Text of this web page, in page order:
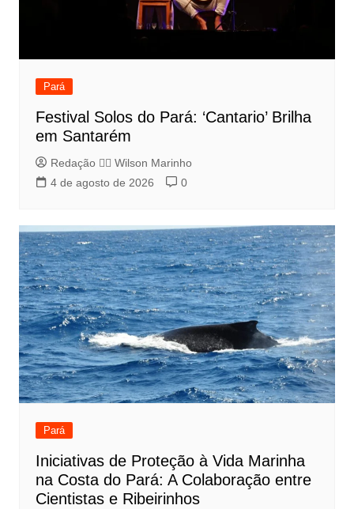
Pará
Festival Solos do Pará: ‘Cantario’ Brilha
em Santarém
Redação 👨‍⚖️​ Wilson Marinho
4 de agosto de 2026
0
Pará
Iniciativas de Proteção à Vida Marinha
na Costa do Pará: A Colaboração entre
Cientistas e Ribeirinhos